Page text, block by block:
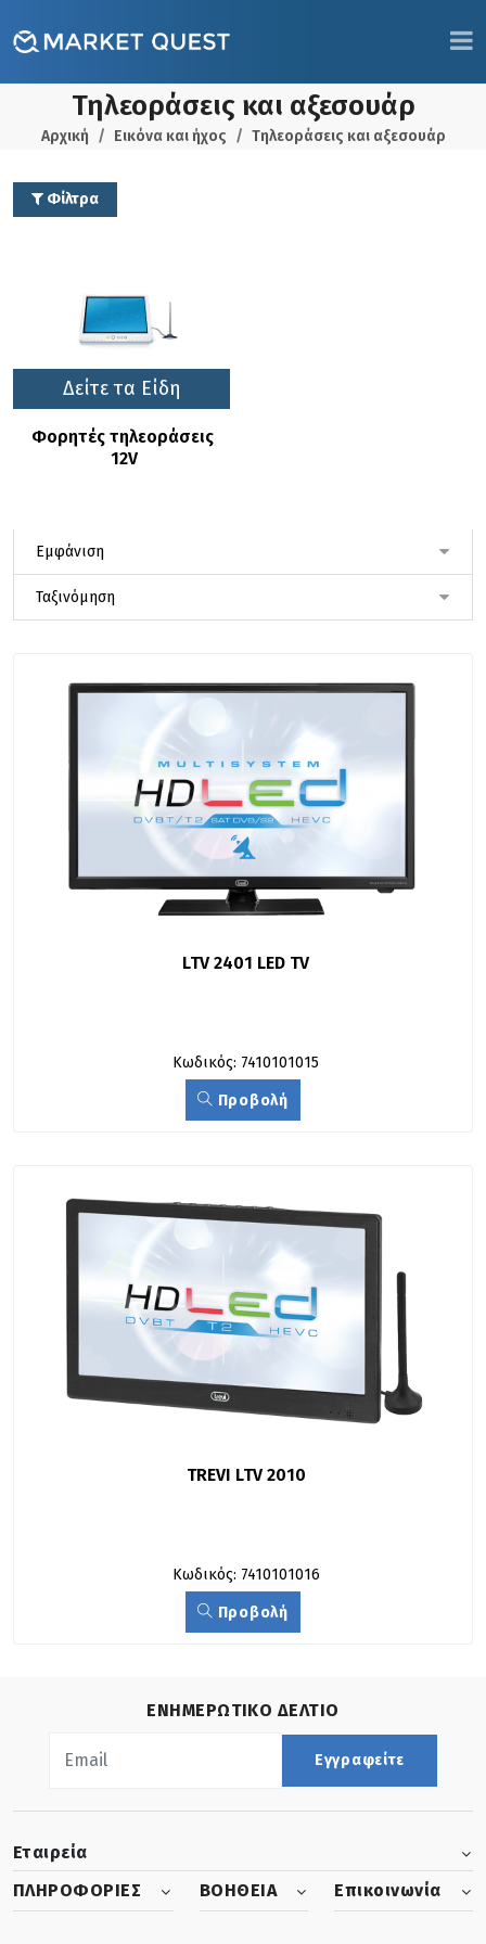
Τηλεοράσεις και αξεσουάρ
Αρχική Εικόνα και ήχος Τηλεοράσεις και αξεσουάρ
Φίλτρα
Δείτε τα Είδη
Φορητές τηλεοράσεις
12V
LTV 2401 LED TV
Κωδικός: 7410101015
Προβολή
TREVI LTV 2010
Κωδικός: 7410101016
Προβολή
ΕΝΗΜΕΡΩΤΙΚΟ ΔΕΛΤΙΟ
Εγγραφείτε
Εταιρεία
ΠΛΗΡΟΦΟΡΙΕΣ
ΒΟΗΘΕΙΑ Επικοινωνία